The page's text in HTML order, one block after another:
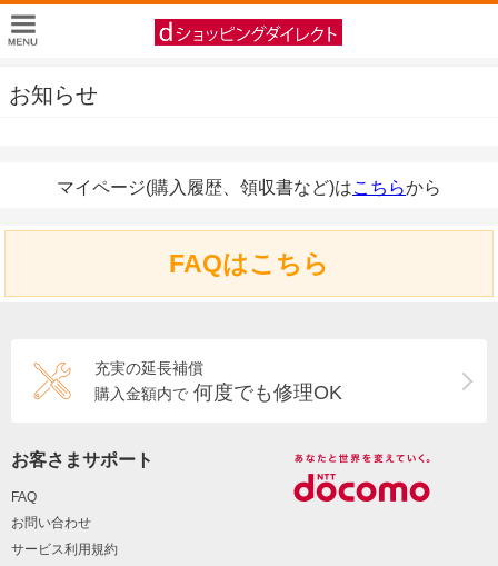
お知らせ
マイページ(購入履歴、領収書など)はこちらから
FAQはこちら
充実の延長補償
購入金額内で 何度でも修理OK
お客さまサポート
FAQ
お問い合わせ
サービス利用規約